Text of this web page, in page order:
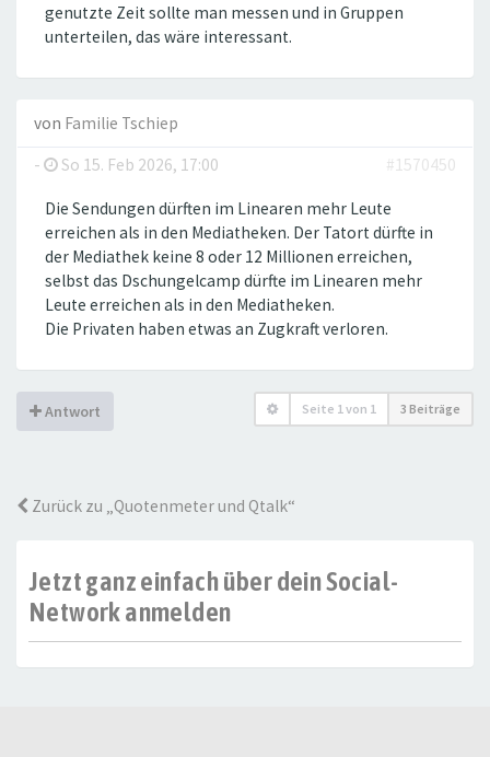
genutzte Zeit sollte man messen und in Gruppen
unterteilen, das wäre interessant.
von Familie Tschiep
-
So 15. Feb 2026, 17:00 #1570450
Die Sendungen dürften im Linearen mehr Leute
erreichen als in den Mediatheken. Der Tatort dürfte in
der Mediathek keine 8 oder 12 Millionen erreichen,
selbst das Dschungelcamp dürfte im Linearen mehr
Leute erreichen als in den Mediatheken.
Die Privaten haben etwas an Zugkraft verloren.
Antwort Seite 1von 1 3 Beiträge
Zurück zu „Quotenmeter und Qtalk“
Jetzt ganz einfach über dein Social-
Network anmelden